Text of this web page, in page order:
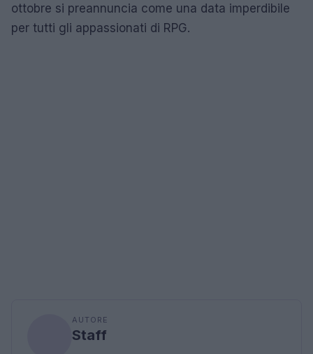
ottobre si preannuncia come una data imperdibile
per tutti gli appassionati di RPG.
AUTORE
Staff